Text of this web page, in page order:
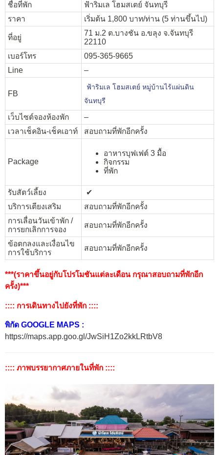
ชื่อที่พัก
ฟ้าริมเล โฮมสเตย์ จันทบุรี
ราคา
เริ่มต้น 1,800 บาท/ท่าน (5 ท่านขึ้นไป)
ที่อยู่
71 ม.2 ต.บางชัน อ.ขลุง จ.จันทบุรี
22110
เบอร์โทร
095-365-9665
Line
–
FB
ฟ้าริมเล โฮมสเตย์ หมู่บ้านไร้แผ่นดิน
จันทบุรี
เว็บไซต์จองห้องพัก
–
เวลาเช็คอิน-เช็คเอาท์
สอบถามที่พักอีกครั้ง
Package
อาหารบุฟเฟต์ 3 มื้อ
กิจกรรม
ที่พัก
รับสัตว์เลี้ยง
✔︎
บริการเตียงเสริม
สอบถามที่พักอีกครั้ง
การเลื่อนวันเข้าพัก /
การยกเลิกการจอง
สอบถามที่พักอีกครั้ง
ข้อตกลงและเงื่อนไข
การใช้บริการ
สอบถามที่พักอีกครั้ง
***(ราคาขึ้นอยู่กับโปรโมชันแต่ละเดือน กรุณาสอบถามที่พักอีก
ครั้ง)***
:::: การเดินทางไปยังที่พัก ::::
พิกัด GOOGLE MAPS :
https://maps.app.goo.gl/JwSiH1Zo2kkLRtbV8
:::: ภาพบรรยากาศภายในที่พัก ::::